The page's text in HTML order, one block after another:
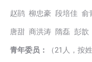
赵鹃 柳忠豪 段培佳
唐甜 商洪涛 隋磊 彭
青年委员： （21人，按